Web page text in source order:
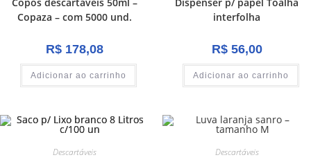
Copaza – com 5000 und.
R$178,08
Adicionar ao carrinho
interfolha
R$56,00
Adicionar ao carrinho
Descartáveis Descartáveis